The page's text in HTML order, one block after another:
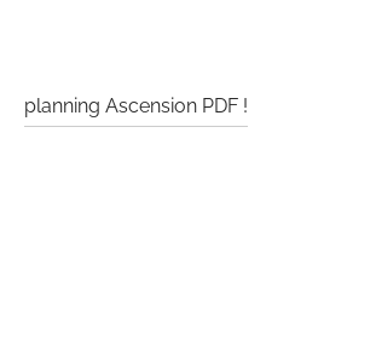
planning Ascension PDF !